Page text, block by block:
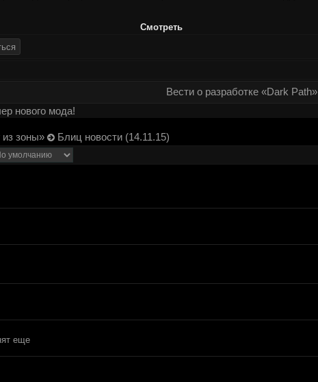
Смотреть
Вести о разработке «Dark Path»
нового мода!
зоны» Блиц новости (14.11.15)
еще